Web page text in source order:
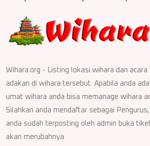
Wihara.org - Listing lokasi wihara dan acara
adakan di wihara tersebut. Apabila anda
umat wihara anda bisa memanage wihara
Silahkan anda mendaftar sebagai
anda sudah terposting oleh admin buka
akan merubahnya